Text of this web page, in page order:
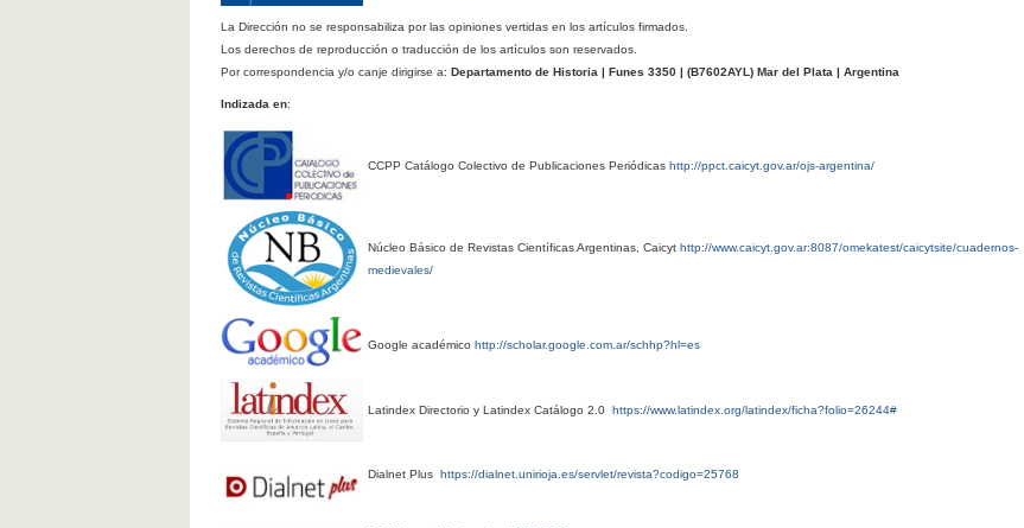
La Dirección no se responsabiliza por las opiniones vertidas en los artículos firmados.
Los derechos de reproducción o traducción de los artículos son reservados.
Por correspondencia y/o canje dirigirse a: Departamento de Historia | Funes 3350 | (B7602AYL ) Mar del Plata | Argentina
Indizada en:
CCPP Catálogo Colectivo de Publicaciones Periódicas http://ppct.caicyt.gov.ar/ojs-argentina/
Núcleo Básico de Revistas Científicas Argentinas, Caicyt http://www.caicyt.gov.ar:8087/omekatest/caicytsite/cuadernos-
medievales/
Google académico http://scholar.google.com.ar/schhp?hl=es
Latindex Directorio y Latindex Catálogo 2.0 https://www.latindex.org/latindex/ficha?folio=26244#
Dialnet Plus https://dialnet.unirioja.es/servlet/revista?codigo=25768